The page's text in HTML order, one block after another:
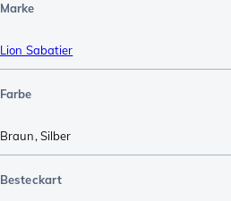
Marke
Lion Sabatier
Farbe
Braun,Silber
Besteckart